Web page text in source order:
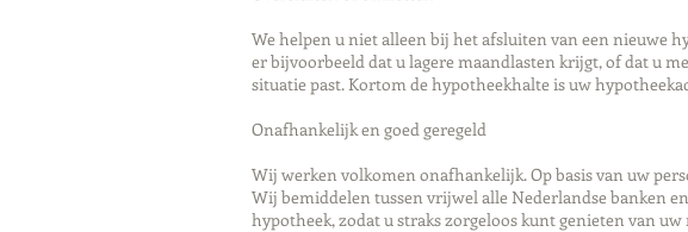
We helpen u niet alleen bij het afsluiten van een nieuwe
er bijvoorbeeld dat u lagere maandlasten krijgt, of dat u
situatie past. Kortom de hypotheekhalte is uw
Onafhankelijk en goed geregeld
Wij werken volkomen onafhankelijk. Op basis van uw
Wij bemiddelen tussen vrijwel alle Nederlandse banken
hypotheek, zodat u straks zorgeloos kunt genieten van